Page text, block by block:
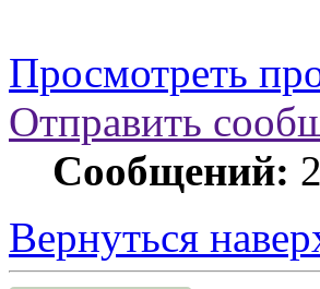
Просмотреть
Отправить
Сообщений:
Вернуться